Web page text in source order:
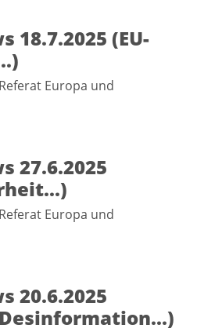
18.7.2025 (EU-
Europa und
27.6.2025
Europa und
20.6.2025